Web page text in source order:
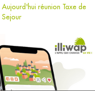
Aujourd'hui réunion Taxe de
Sejour